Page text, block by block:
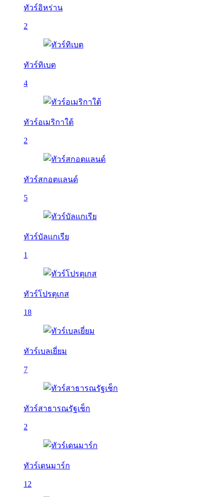
ทัวร์อิหร่าน
2
ทัวร์ทิเบต
4
ทัวร์อเมริกาใต้
2
ทัวร์สกอตแลนด์
5
ทัวร์บัลเเกเรีย
1
ทัวร์โปรตุเกส
18
ทัวร์เบลเยี่ยม
7
ทัวร์สาธารณรัฐเช็ก
2
ทัวร์เดนมาร์ก
12